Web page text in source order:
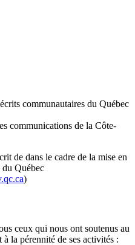
communautaires du Québec
communications de la Côte-
de dans le cadre de la mise en
Québec
)
ceux qui nous ont soutenus au
la pérennité de ses activités :